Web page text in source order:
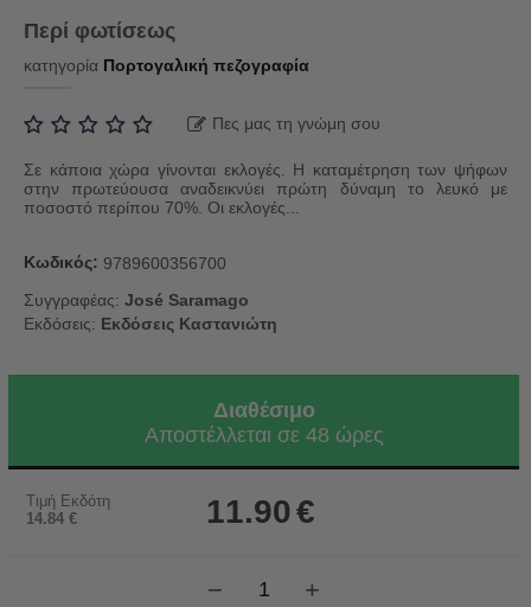
Περί φωτίσεως
κατηγορία Πορτογαλική πεζογραφία
Πες μας τη γνώμη σου
Σε κάποια χώρα γίνονται εκλογές. Η καταμέτρηση των ψήφων
στην πρωτεύουσα αναδεικνύει πρώτη δύναμη το λευκό με
ποσοστό περίπου 70%. Oι εκλογές...
Κωδικός: 9789600356700
Συγγραφέας: José Saramago
Εκδόσεις: Εκδόσεις Καστανιώτη
Διαθέσιμο
Αποστέλλεται σε 48 ώρες
Τιμή Εκδότη
14.84 € 11.90€
+
−